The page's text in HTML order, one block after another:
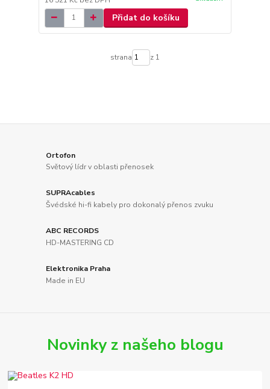
Přidat do košíku
strana z 1
Ortofon
Světový lídr v oblasti přenosek
SUPRAcables
Švédské hi-fi kabely pro dokonalý přenos zvuku
ABC RECORDS
HD-MASTERING CD
Elektronika Praha
Made in EU
Novinky z našeho blogu